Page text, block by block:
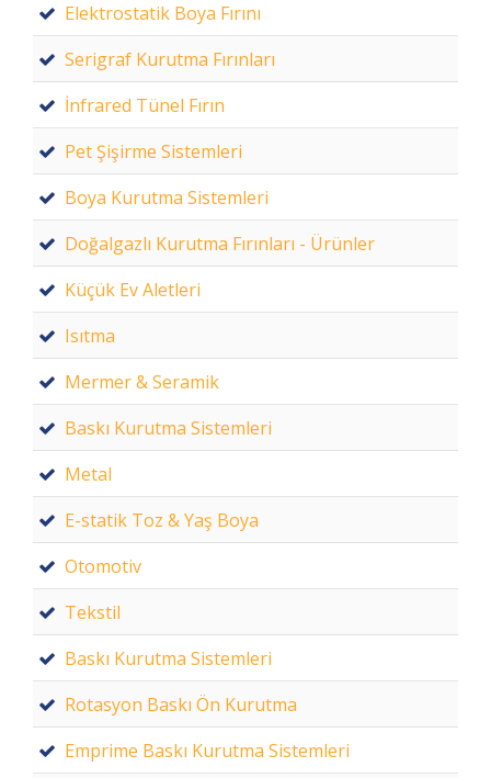
Elektrostatik Boya Fırını
Serigraf Kurutma Fırınları
İnfrared Tünel Fırın
Pet Şişirme Sistemleri
Boya Kurutma Sistemleri
Doğalgazlı Kurutma Fırınları - Ürünler
Küçük Ev Aletleri
Isıtma
Mermer & Seramik
Baskı Kurutma Sistemleri
Metal
E-statik Toz & Yaş Boya
Otomotiv
Tekstil
Baskı Kurutma Sistemleri
Rotasyon Baskı Ön Kurutma
Emprime Baskı Kurutma Sistemleri